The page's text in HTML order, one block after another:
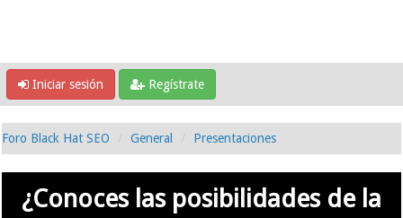
Iniciar sesión Regístrate
Foro Black Hat SEO General Presentaciones
¿Conoces las posibilidades de la